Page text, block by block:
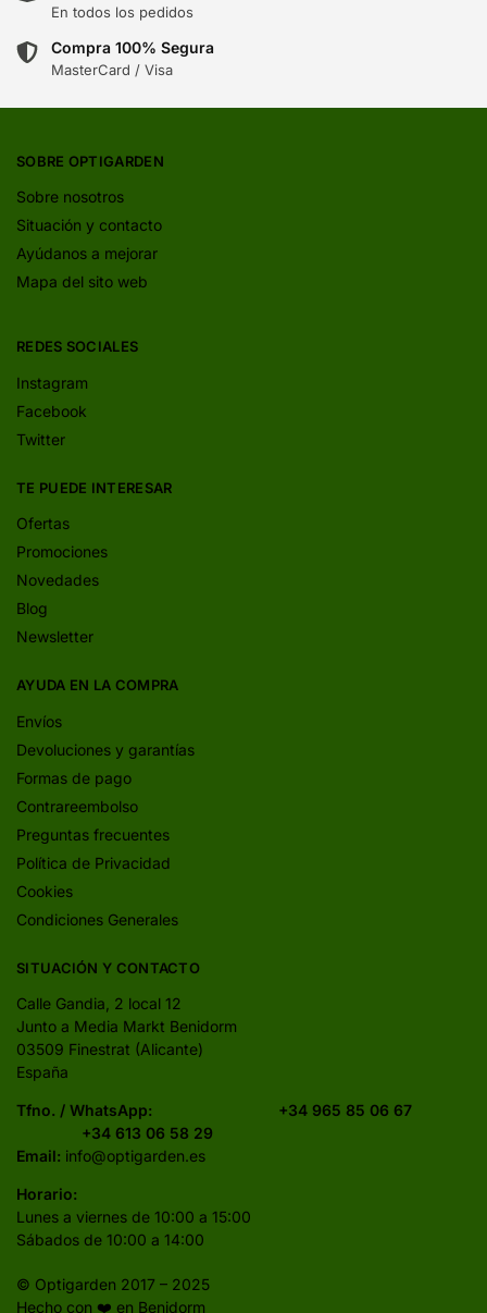
En todos los pedidos
Compra 100% Segura
MasterCard / Visa
SOBRE OPTIGARDEN
Sobre nosotros
Situación y contacto
Ayúdanos a mejorar
Mapa del sito web
REDES SOCIALES
Instagram
Facebook
Twitter
TE PUEDE INTERESAR
Ofertas
Promociones
Novedades
Blog
Newsletter
AYUDA EN LA COMPRA
Envíos
Devoluciones y garantías
Formas de pago
Contrareembolso
Preguntas frecuentes
Política de Privacidad
Cookies
Condiciones Generales
SITUACIÓN Y CONTACTO
Calle Gandia, 2 local 12
Junto a Media Markt Benidorm
03509 Finestrat (Alicante)
España
Tfno. / WhatsApp: +34 965 85 06 67
+34 613 06 58 29
Email: info@optigarden.es
Horario:
Lunes a viernes de 10:00 a 15:00
Sábados de 10:00 a 14:00
© Optigarden 2017 – 2025
Hecho con ❤️ en Benidorm